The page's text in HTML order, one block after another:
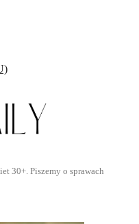
30+. Piszemy o sprawach